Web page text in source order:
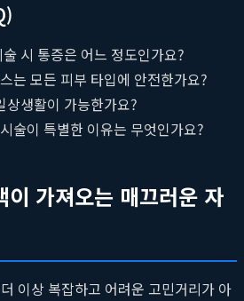
시 통증은 어느 정도인가요?
는 모든 피부 타입에 안전한가요?
상생활이 가능한가요?
술이 특별한 이유는 무엇인가요?
이 가져오는 매끄러운 자
이상 복잡하고 어려운 고민거리가 아